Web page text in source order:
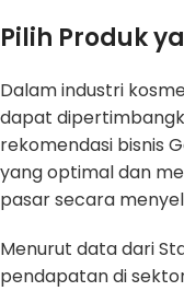
Pilih Produk
Dalam industri
dapat
rekomendasi bisnis
yang optimal dan
pasar secara
Menurut data dari
pendapatan di